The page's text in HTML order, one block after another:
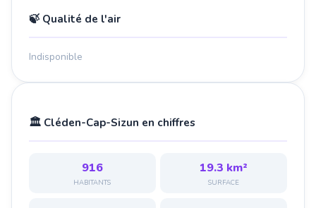
🍃 Qualité de l'air
Indisponible
🏛️ Cléden-Cap-Sizun en chiffres
916
HABITANTS
19.3 km²
SURFACE